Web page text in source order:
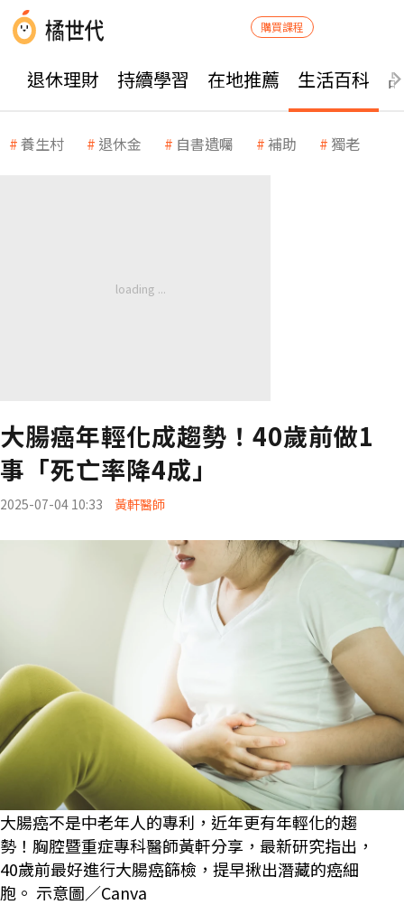
購買課程
退休理財 持續學習 在地推薦 生活百科
養生村 退休金 自書遺囑 補助 獨老
大腸癌年輕化成趨勢！40歲前做1
事「死亡率降4成」
2025-07-04 10:33 黃軒醫師
大腸癌不是中老年人的專利，近年更有年輕化的趨
勢！胸腔暨重症專科醫師黃軒分享，最新研究指出，
40歲前最好進行大腸癌篩檢，提早揪出潛藏的癌細
胞。 示意圖／Canva